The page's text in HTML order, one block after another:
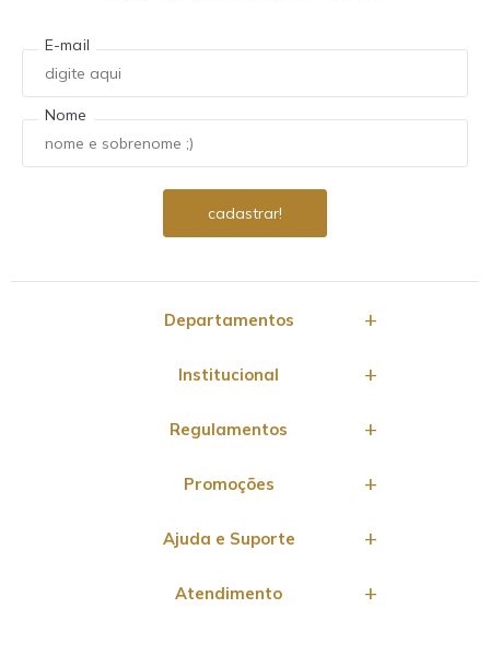
E-mail
Nome
Departamentos
Institucional
Regulamentos
Promoções
Ajuda e Suporte
Atendimento